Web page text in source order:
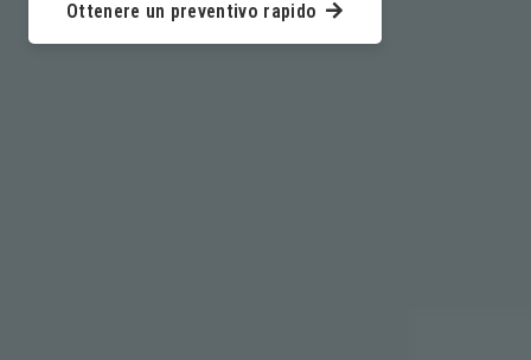
Ottenere un preventivo rapido